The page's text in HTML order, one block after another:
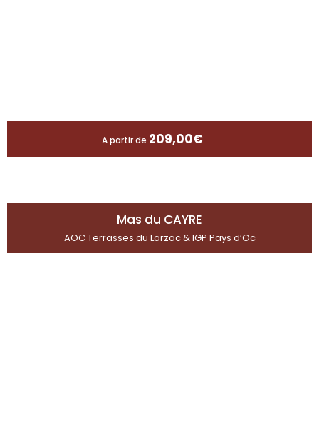
A partir de 209,00€
Mas du CAYRE
AOC Terrasses du Larzac & IGP Pays d’Oc